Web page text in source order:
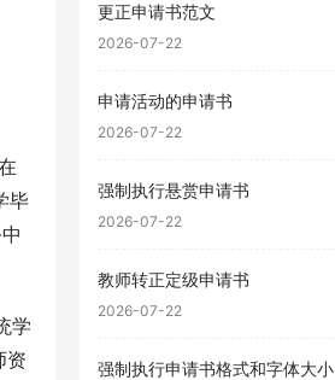
毕
学
资
更正申请书范文
2026-07-22
申请活动的申请书
2026-07-22
强制执行悬赏申请书
2026-07-22
教师转正定级申请书
2026-07-22
强制执行申请书格式和字体大小